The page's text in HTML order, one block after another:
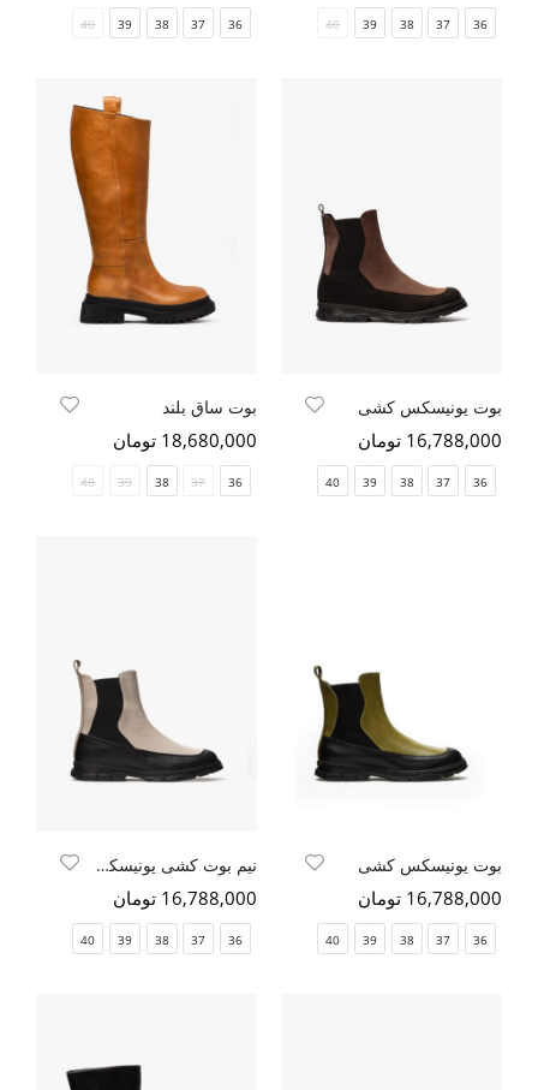
36
37
38
39
40
36
37
38
39
40
بوت یونیسکس کشی
16,788,000 تومان
36
37
38
39
40
بوت ساق بلند
18,680,000 تومان
36
37
38
39
40
بوت یونیسکس کشی
16,788,000 تومان
36
37
38
39
40
نیم بوت کشی یونیسکس
16,788,000 تومان
36
37
38
39
40